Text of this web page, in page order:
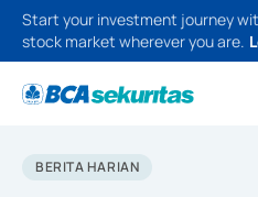
Start your investment journey
stock market wherever you are.
BERITA HARIAN